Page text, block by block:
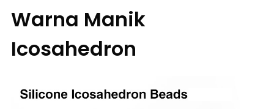
Warna Manik
Icosahedron